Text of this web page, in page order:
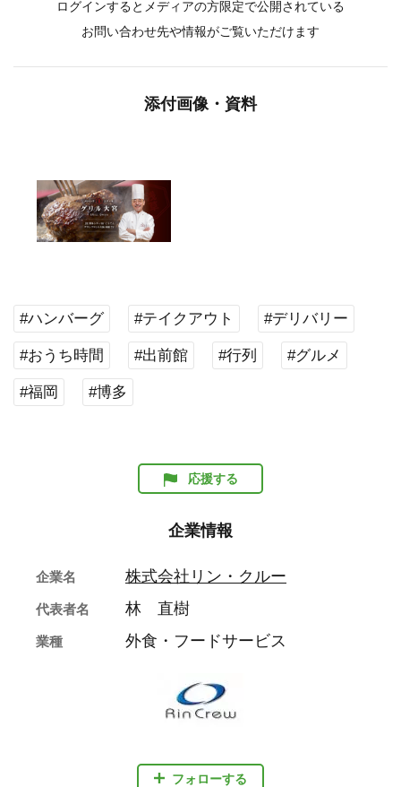
ログインするとメディアの方限定で公開されている
お問い合わせ先や情報がご覧いただけます
添付画像・資料
#ハンバーグ #テイクアウト #デリバリー
#おうち時間 #出前館 #行列 #グルメ
#福岡 #博多
応援する
企業情報
フォローする
企業名 株式会社リン・クルー
代表者名 林 直樹
業種 外食・フードサービス